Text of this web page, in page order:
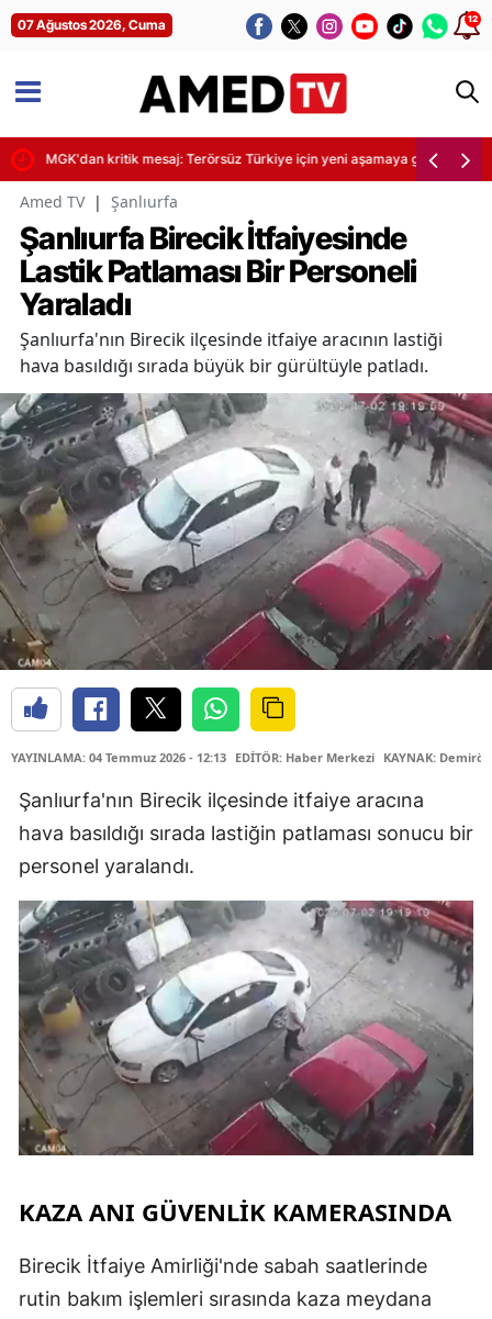
07 Ağustos 2026, Cuma 12
kritik saat uyarısı
MGK'dan kritik mesaj: Terörsüz Türkiye için yeni aşamaya geçiliyor
Amed TV | Şanlıurfa
Şanlıurfa Birecik İtfaiyesinde
Lastik Patlaması Bir Personeli
Yaraladı
Şanlıurfa'nın Birecik ilçesinde itfaiye aracının lastiği
hava basıldığı sırada büyük bir gürültüyle patladı.
YAYINLAMA: 04 Temmuz 2026 - 12:13 EDİTÖR: Haber Merkezi KAYNAK:
Şanlıurfa'nın Birecik ilçesinde itfaiye aracına
hava basıldığı sırada lastiğin patlaması sonucu bir
personel yaralandı.
KAZA ANI GÜVENLİK KAMERASINDA
Birecik İtfaiye Amirliği'nde sabah saatlerinde
rutin bakım işlemleri sırasında kaza meydana